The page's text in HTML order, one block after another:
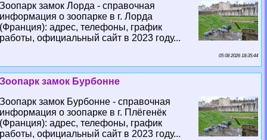
Зоопарк замок Лорда - справочная
информация о зоопарке в г. Лорда
(Франция): адрес, телефоны, график
работы, официальный сайт в 2023 году...
05 08 2026 18:35:44
Зоопарк замок Бурбонне
Зоопарк замок Бурбонне - справочная
информация о зоопарке в г. Плёгенёк
(Франция): адрес, телефоны, график
работы, официальный сайт в 2023 году...